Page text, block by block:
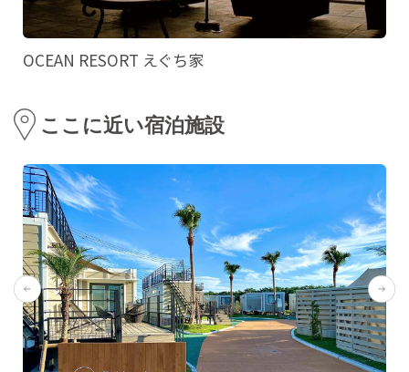
OCEAN RESORT えぐち家
ここに近い宿泊施設